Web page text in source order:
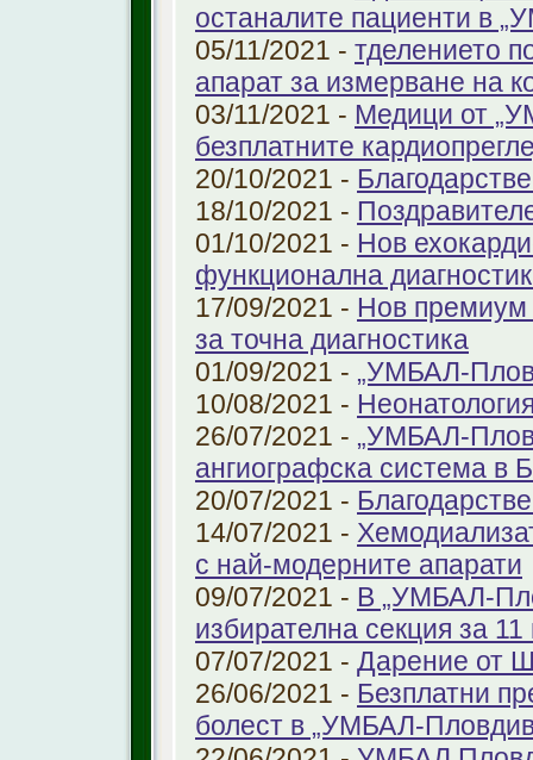
останалите пациенти в
05/11/2021 - тделението
апарат за измерване на
03/11/2021 - Медици от
безплатните
20/10/2021 -
18/10/2021 -
01/10/2021 - Нов
функционална
17/09/2021 - Нов премиум
за точна диагностика
01/09/2021 - „УМБАЛ-
10/08/2021 -
26/07/2021 - „УМБАЛ-
ангиографска система в
20/07/2021 -
14/07/2021 -
с най-модерните апарати
09/07/2021 - В „УМБАЛ-
избирателна секция за 11
07/07/2021 - Дарение от
26/06/2021 - Безплатни
болест в „УМБАЛ-